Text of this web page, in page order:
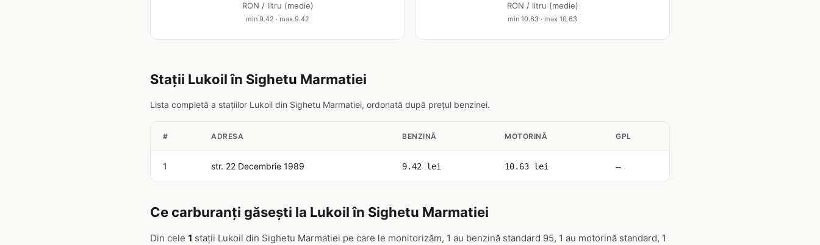
RON / litru (medie)
min 9.42 · max 9.42
RON / litru (medie)
min 10.63 · max 10.63
Stații Lukoil în Sighetu Marmatiei
Lista completă a stațiilor Lukoil din Sighetu Marmatiei, ordonată după prețul benzinei.
# ADRESA BENZINĂ MOTORINĂ GPL
1 str. 22 Decembrie 1989 9.42 lei 10.63 lei —
Ce carburanți găsești la Lukoil în Sighetu Marmatiei
Din cele 1 stații Lukoil din Sighetu Marmatiei pe care le monitorizăm, 1 au benzină standard 95, 1 au motorină standard, 1